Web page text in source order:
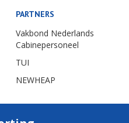
PARTNERS
Vakbond Nederlands
Cabinepersoneel
TUI
NEWHEAP